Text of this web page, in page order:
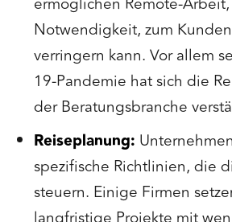
Notwendigkeit, zum
verringern kann. Vor allem
19-Pandemie hat sich die
der Beratungsbranche
Reiseplanung:
spezifische Richtlinien, die
steuern. Einige Firmen